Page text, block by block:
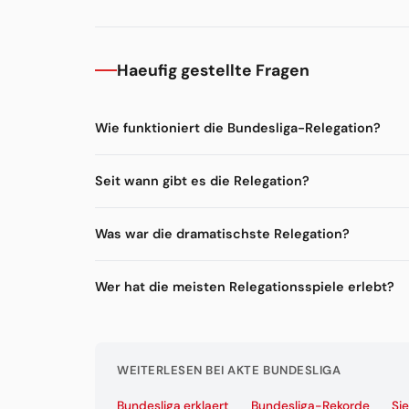
Haeufig gestellte Fragen
Wie funktioniert die Bundesliga-Relegation?
Seit wann gibt es die Relegation?
Was war die dramatischste Relegation?
Wer hat die meisten Relegationsspiele erlebt?
WEITERLESEN BEI AKTE BUNDESLIGA
Bundesliga erklaert Bundesliga-Rekorde